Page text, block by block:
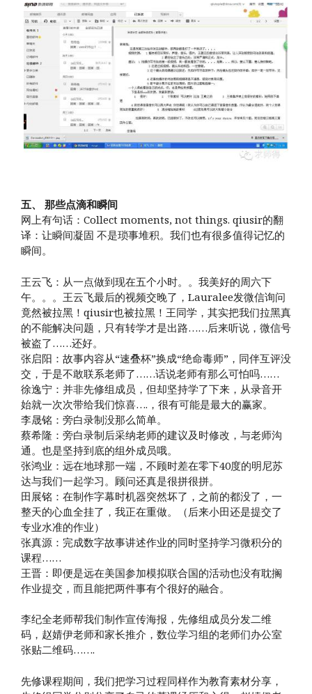
五、 那些点滴和瞬间
网上有句话：Collect moments, not things. qiusir的翻
译：让瞬间凝固 不是琐事堆积。我们也有很多值得记忆的
瞬间。
王云飞：从一点做到现在五个小时。。我美好的周六下
午。。。王云飞最后的视频交晚了，Lauralee发微信询问
竟然被拉黑！qiusir也被拉黑！王同学，其实把我们拉黑真
的不能解决问题，只有转学才是出路……后来听说，微信号
被盗了……还好。
张启阳：故事内容从“速叠杯”换成“绝命毒师”，同伴互评没
交，于是不敢联系老师了……话说老师有那么可怕吗……
徐逸宁：并非先修组成员，但却坚持学了下来，从录音开
始就一次次带给我们惊喜….，很有可能是最大的赢家。
李晟铭：旁白录制没那么简单。
蔡希隆：旁白录制后采纳老师的建议及时修改，与老师沟
通。也是坚持到底的组外成员哦。
张鸿业：远在地球那一端，不顾时差在零下40度的明尼苏
达与我们一起学习。顾问还真是很拼很拼。
田展铭：在制作字幕时机器突然坏了，之前的都没了，一
整天的心血全挂了，我正在重做。（后来小田还是提交了
专业水准的作业）
张真源：完成数字故事讲述作业的同时坚持学习微积分的
课程……
王晋：即便是远在美国参加模拟联合国的活动也没有耽搁
作业提交，而且能把两件事有个很好的融合。
李纪全老师帮我们制作宣传海报，先修组成员分发二维
码，赵婧伊老师和家长推介，数位学习组的老师们办公室
张贴二维码…….
先修课程期间，我们把学习过程同样作为教育素材分享，